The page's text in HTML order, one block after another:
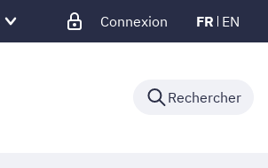
Connexion FR EN
Rechercher